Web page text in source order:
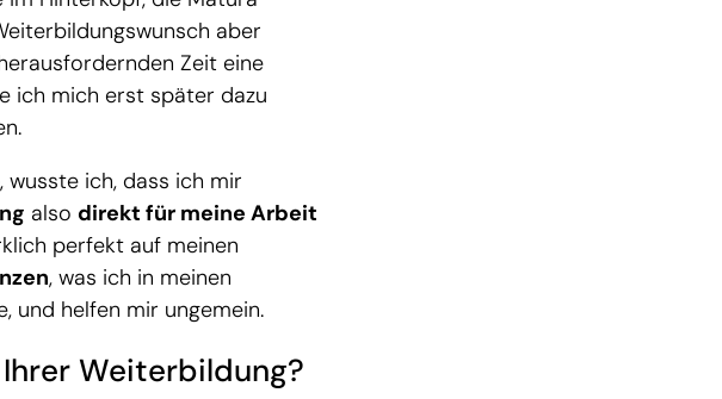
aber
Zeit eine
ich mich erst später dazu
ich, dass ich mir
also direkt für meine Arbeit
perfekt auf meinen
, was ich in meinen
und helfen mir ungemein.
Weiterbildung?